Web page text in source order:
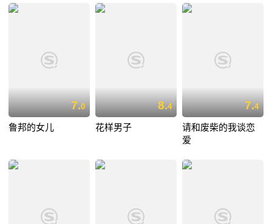
7.0
鲁邦的女儿
8.4
花样男子
7.4
请和废柴的我谈恋
爱